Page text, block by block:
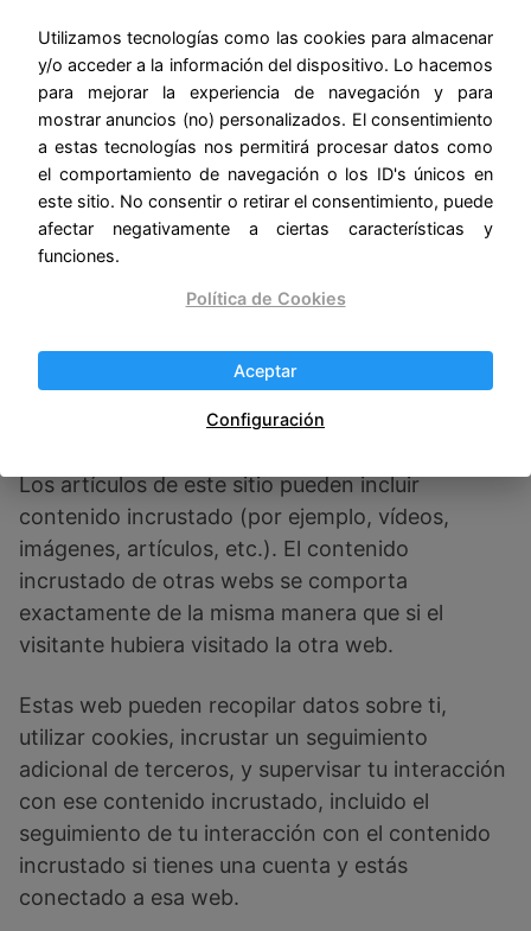
seleccionas «Recuérdarme», tu acceso perdurará
durante dos semanas. Si sales de tu cuenta, las
cookies de acceso se eliminarán.
Si editas o publicas un artículo se guardará una
cookie adicional en tu navegador. Esta cookie no
incluye datos personales y simplemente indica el
ID del artículo que acabas de editar. Caduca
Contenido incrustado
de otros sitios web
Los artículos de este sitio pueden incluir
contenido incrustado (por ejemplo, vídeos,
imágenes, artículos, etc.). El contenido
incrustado de otras webs se comporta
exactamente de la misma manera que si el
visitante hubiera visitado la otra web.
Estas web pueden recopilar datos sobre ti,
utilizar cookies, incrustar un seguimiento
adicional de terceros, y supervisar tu interacción
con ese contenido incrustado, incluido el
seguimiento de tu interacción con el contenido
incrustado si tienes una cuenta y estás
conectado a esa web.
Utilizamos tecnologías como las cookies para almacenar
y/o acceder a la información del dispositivo. Lo hacemos
para mejorar la experiencia de navegación y para
mostrar anuncios (no) personalizados. El consentimiento
a estas tecnologías nos permitirá procesar datos como
el comportamiento de navegación o los ID's únicos en
este sitio. No consentir o retirar el consentimiento, puede
afectar negativamente a ciertas características y
funciones.
Política de Cookies
Aceptar
Configuración